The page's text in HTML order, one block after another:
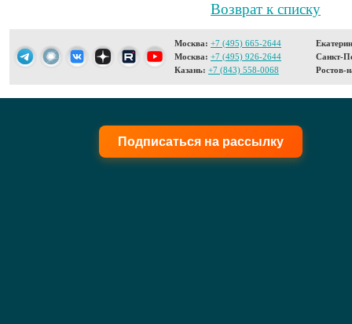
Возврат к списку
Москва: +7 (495) 665-2644
Москва: +7 (495) 926-2644
Казань: +7 (843) 558-0068
Санкт-
Ростов-
Подписаться на рассылку